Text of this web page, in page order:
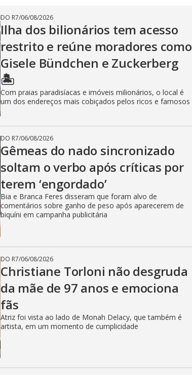
DO R7/06/08/2026
Ilha dos bilionários tem acesso
restrito e reúne moradores como
Gisele Bündchen e Zuckerberg
🏝️
Com praias paradisíacas e imóveis milionários, o local é
um dos endereços mais cobiçados pelos ricos e famosos
DO R7/06/08/2026
Gêmeas do nado sincronizado
soltam o verbo após críticas por
terem ‘engordado’
Bia e Branca Feres disseram que foram alvo de
comentários sobre ganho de peso após aparecerem de
biquíni em campanha publicitária
DO R7/06/08/2026
Christiane Torloni não desgruda
da mãe de 97 anos e emociona
fãs
Atriz foi vista ao lado de Monah Delacy, que também é
artista, em um momento de cumplicidade